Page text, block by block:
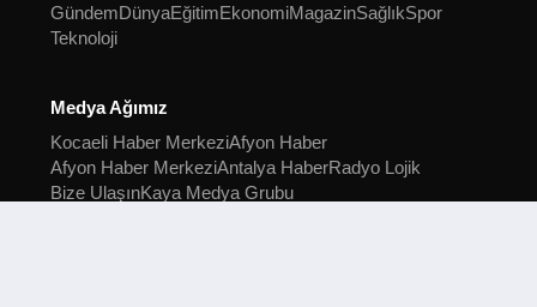
GündemDünyaEğitimEkonomiMagazinSağlıkSpor
Teknoloji
Medya Ağımız
Kocaeli Haber MerkeziAfyon Haber
Afyon Haber MerkeziAntalya HaberRadyo Lojik
Bize UlaşınKaya Medya Grubu